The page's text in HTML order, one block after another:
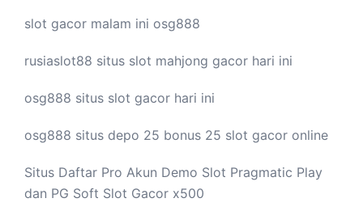
slot gacor malam ini osg888
rusiaslot88 situs slot mahjong gacor hari ini
osg888 situs slot gacor hari ini
osg888 situs depo 25 bonus 25 slot gacor online
Situs Daftar Pro Akun Demo Slot Pragmatic Play
dan PG Soft Slot Gacor x500